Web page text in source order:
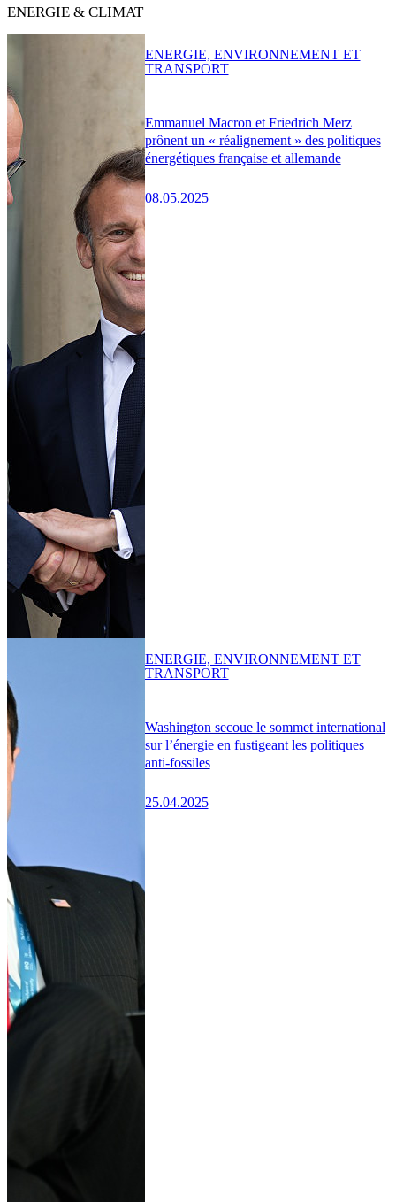
ENERGIE & CLIMAT
Emmanuel Macron et Friedrich Merz
prônent un « réalignement » des politiques
énergétiques française et allemande
08.05.2025
ENERGIE, ENVIRONNEMENT ET
TRANSPORT
Washington secoue le sommet international
sur l’énergie en fustigeant les politiques
anti-fossiles
25.04.2025
ENERGIE, ENVIRONNEMENT ET
TRANSPORT